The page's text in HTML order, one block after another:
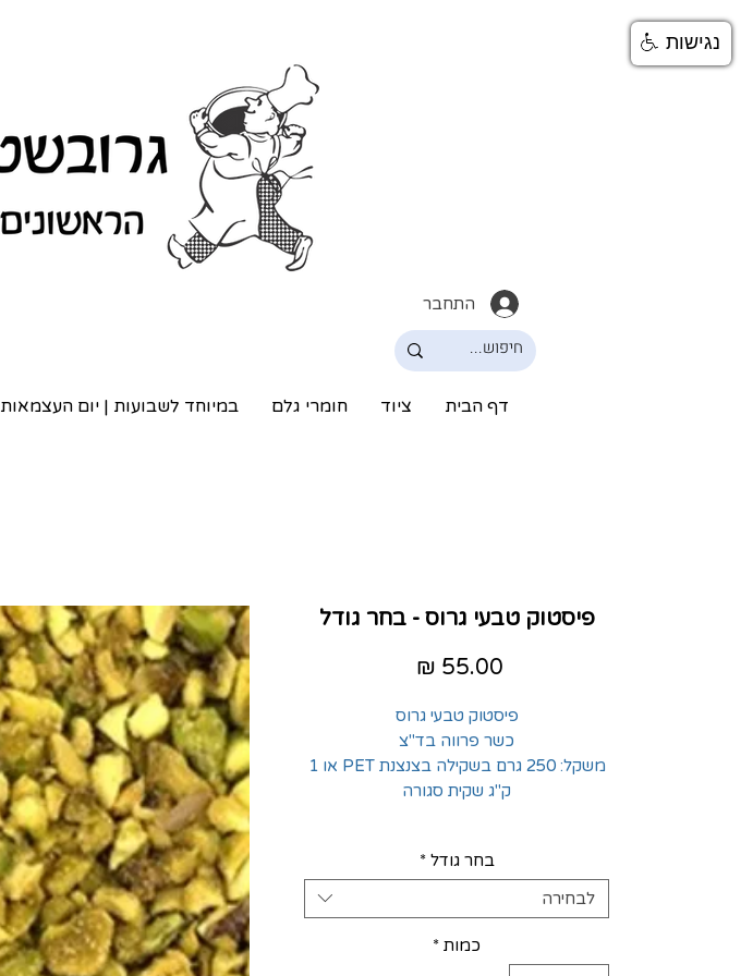
התחבר
דף הבית ציוד חומרי גלם במיוחד לשבועות | יום העצמאות
פיסטוק טבעי גרוס - בחר גודל
פיסטוק טבעי גרוס
כשר פרווה בד"צ
משקל: 250 גרם בשקילה בצנצנת PET או 1
ק"ג שקית סגורה
בחר גודל *
לבחירה
כמות *
נגישות